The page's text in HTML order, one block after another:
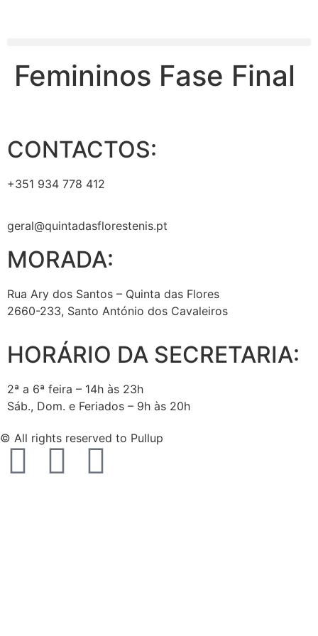
Femininos Fase Final
CONTACTOS:
+351 934 778 412
geral@quintadasflorestenis.pt
MORADA:
Rua Ary dos Santos – Quinta das Flores
2660-233, Santo António dos Cavaleiros
HORÁRIO DA SECRETARIA:
2ª a 6ª feira – 14h às 23h
Sáb., Dom. e Feriados – 9h às 20h
© All rights reserved to Pullup